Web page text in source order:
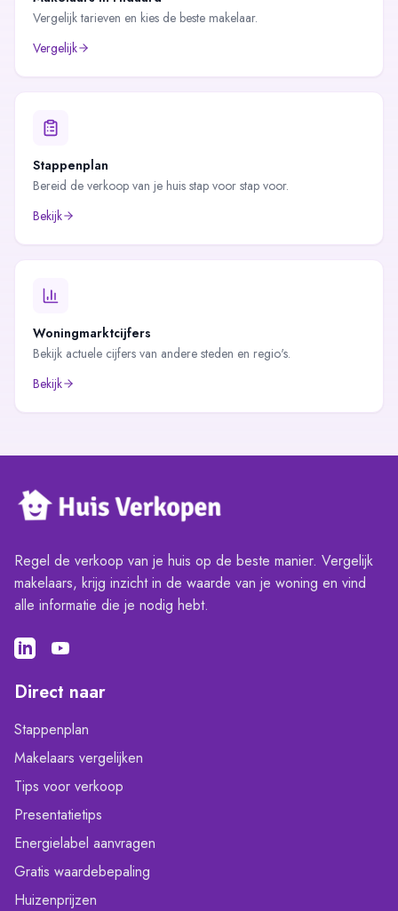
Vergelijk tarieven en kies de beste makelaar.
Vergelijk
Stappenplan
Bereid de verkoop van je huis stap voor stap voor.
Bekijk
Woningmarktcijfers
Bekijk actuele cijfers van andere steden en regio's.
Bekijk
Regel de verkoop van je huis op de beste manier. Vergelijk
makelaars, krijg inzicht in de waarde van je woning en vind
alle informatie die je nodig hebt.
Direct naar
Stappenplan
Makelaars vergelijken
Tips voor verkoop
Presentatietips
Energielabel aanvragen
Gratis waardebepaling
Huizenprijzen